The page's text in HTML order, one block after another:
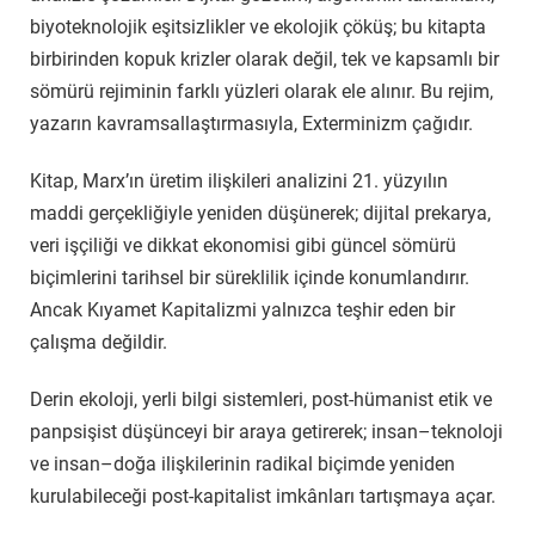
biyoteknolojik eşitsizlikler ve ekolojik çöküş; bu kitapta
birbirinden kopuk krizler olarak değil, tek ve kapsamlı bir
sömürü rejiminin farklı yüzleri olarak ele alınır. Bu rejim,
yazarın kavramsallaştırmasıyla, Exterminizm çağıdır.
Kitap, Marx’ın üretim ilişkileri analizini 21. yüzyılın
maddi gerçekliğiyle yeniden düşünerek; dijital prekarya,
veri işçiliği ve dikkat ekonomisi gibi güncel sömürü
biçimlerini tarihsel bir süreklilik içinde konumlandırır.
Ancak Kıyamet Kapitalizmi yalnızca teşhir eden bir
çalışma değildir.
Derin ekoloji, yerli bilgi sistemleri, post-hümanist etik ve
panpsişist düşünceyi bir araya getirerek; insan–teknoloji
ve insan–doğa ilişkilerinin radikal biçimde yeniden
kurulabileceği post-kapitalist imkânları tartışmaya açar.